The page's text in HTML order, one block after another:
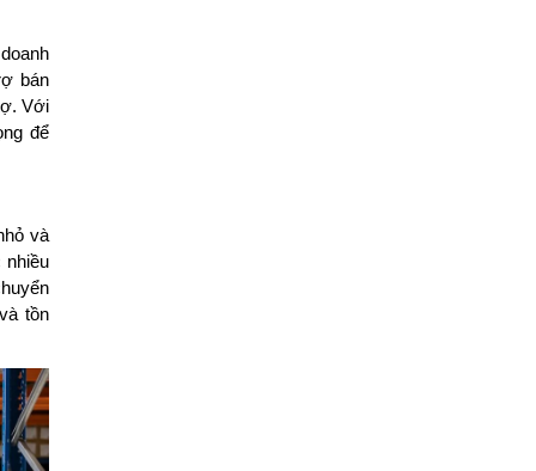
bán
Với
để
và
nhiều
tồn